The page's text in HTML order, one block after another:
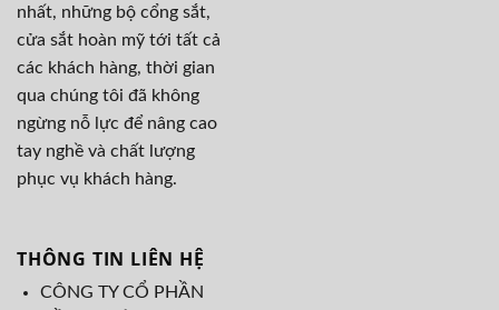
nhất, những bộ cổng sắt,
cửa sắt hoàn mỹ tới tất cả
các khách hàng, thời gian
qua chúng tôi đã không
ngừng nỗ lực để nâng cao
tay nghề và chất lượng
phục vụ khách hàng.
THÔNG TIN LIÊN HỆ
CÔNG TY CỔ PHẦN